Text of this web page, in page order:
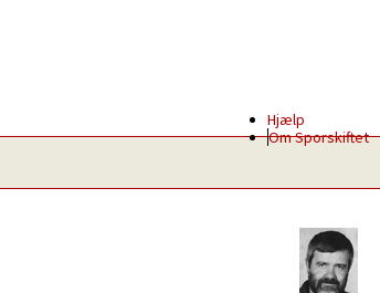
Hjælp
Om Sporskiftet